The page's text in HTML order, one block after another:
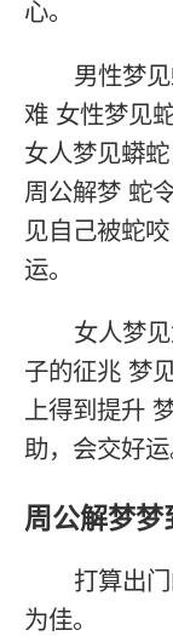
心。
男性梦
难 女性梦见
女人梦见蟒
周公解梦 蛇
见自己被蛇
运。
女人梦
子的征兆 梦
上得到提升
助，会交好运
周公解梦梦
打算出
为佳。